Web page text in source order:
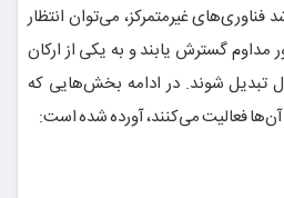
فناوری‌های غیرمتمرکز، می‌توان انتظار
گسترش یابند و به یکی از ارکان
تبدیل شوند. در ادامه بخش‌هایی که